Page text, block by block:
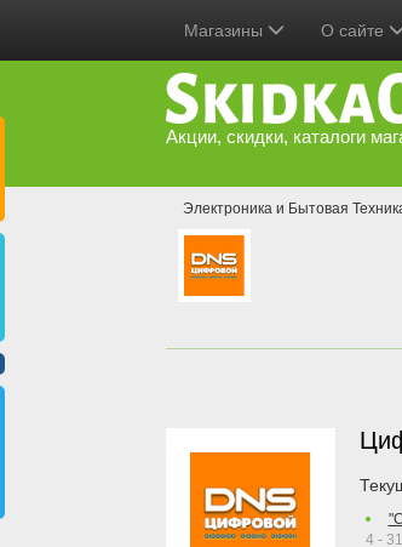
Магазины О сайте
Акции, скидки, каталоги
Электроника и Бытовая
4 -